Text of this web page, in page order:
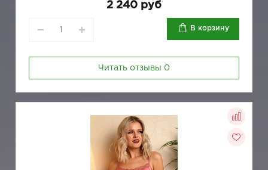
2 240 руб
В корзину
Читать отзывы 0